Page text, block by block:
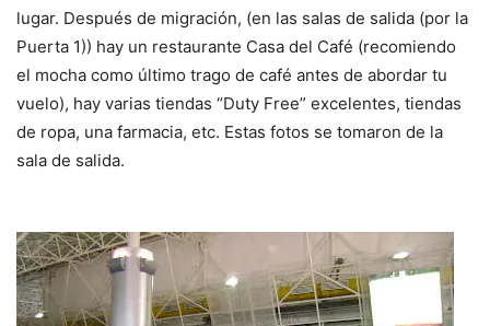
lugar. Después de migración, (en las salas de salida (por la
Puerta 1)) hay un restaurante Casa del Café (recomiendo
el mocha como último trago de café antes de abordar tu
vuelo), hay varias tiendas “Duty Free” excelentes, tiendas
de ropa, una farmacia, etc. Estas fotos se tomaron de la
sala de salida.